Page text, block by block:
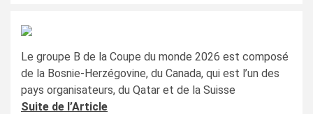
Le groupe B de la Coupe du monde 2026 est composé
de la Bosnie-Herzégovine, du Canada, qui est l’un des
pays organisateurs, du Qatar et de la Suisse
Suite de l’Article